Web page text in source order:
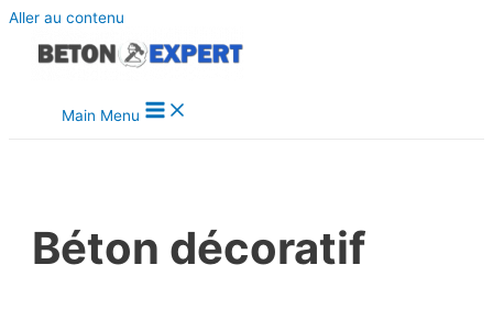
Aller au contenu
Main Menu
Béton décoratif